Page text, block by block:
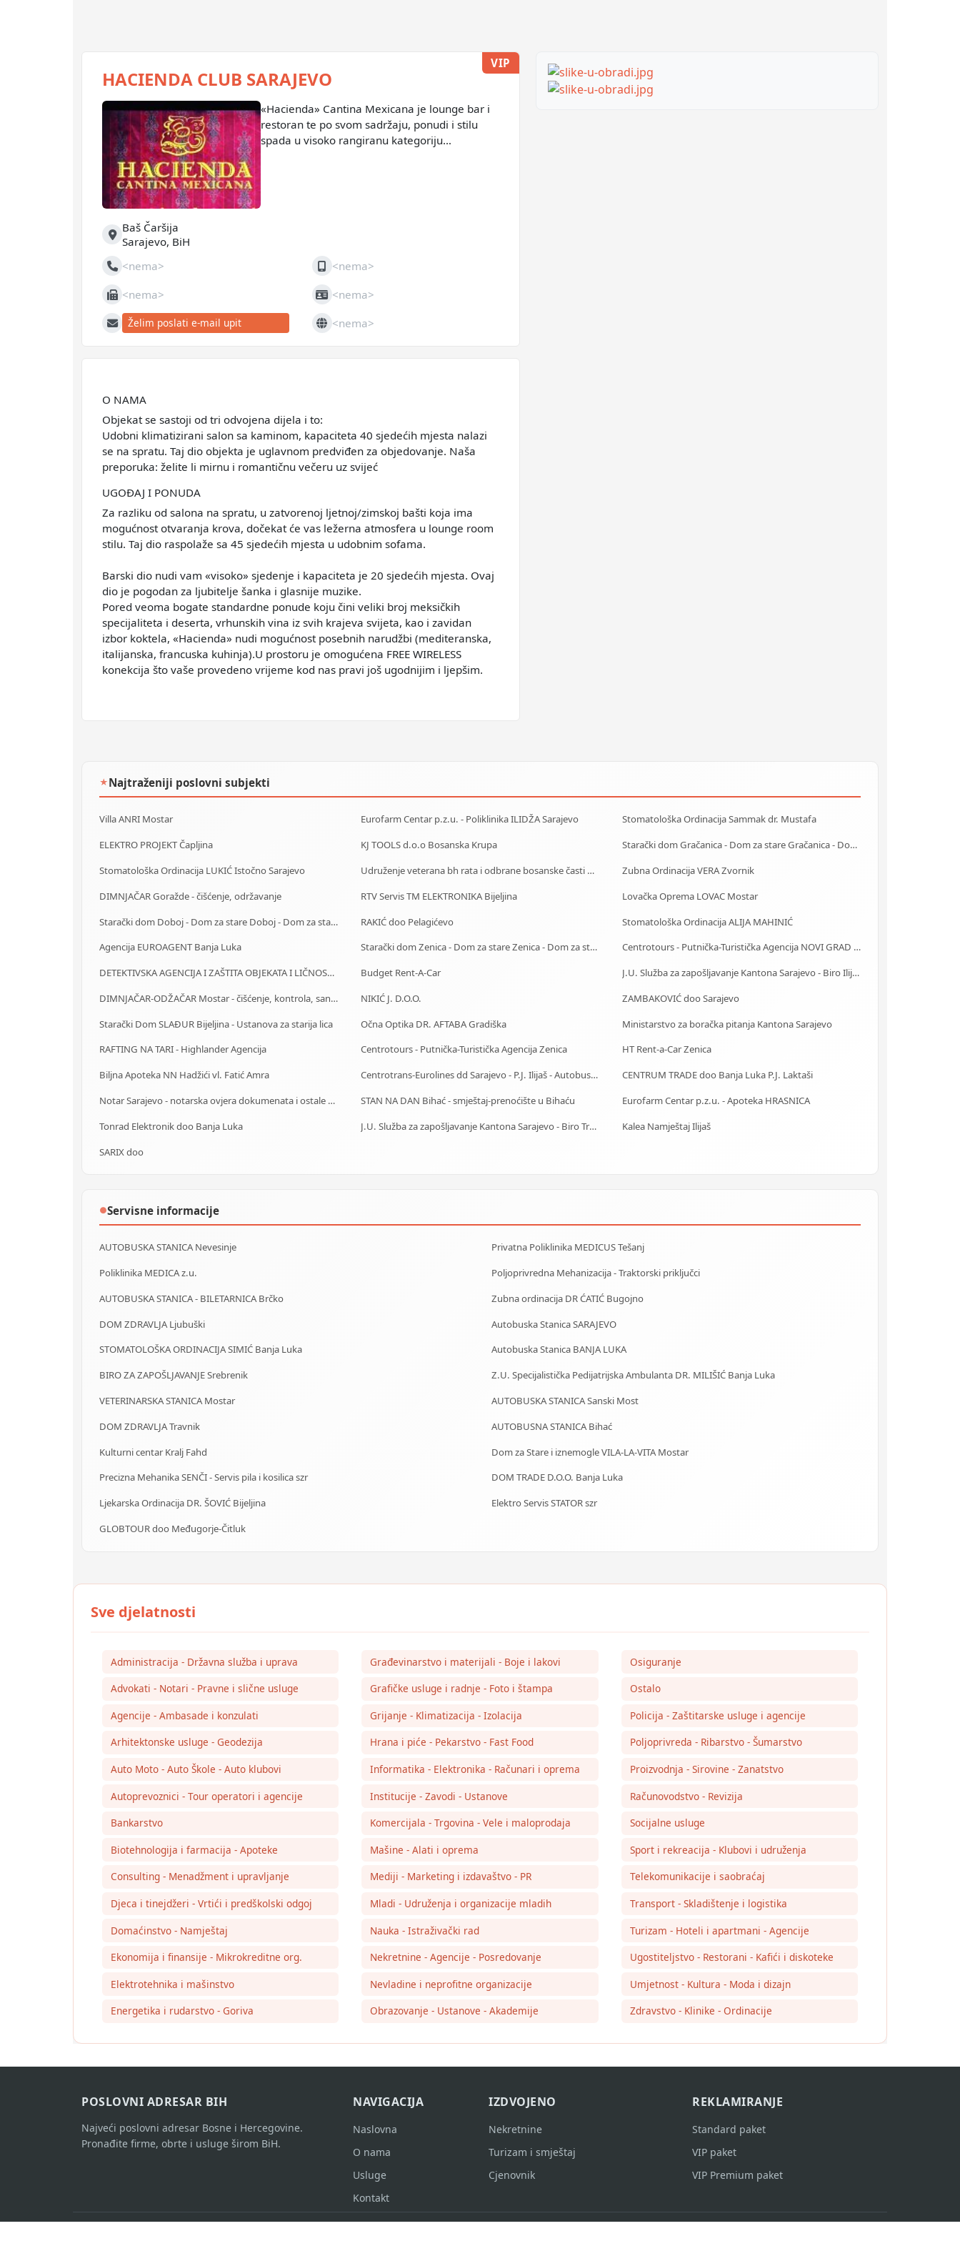
VIP
HACIENDA CLUB SARAJEVO
«Hacienda» Cantina Mexicana je lounge bar i
restoran te po svom sadržaju, ponudi i stilu
spada u visoko rangiranu kategoriju
Adresa
Baš Čaršija
Sarajevo, BiH
Telefon<nema> Mobilni<nema>
Fax <nema> JIB <nema>
E-mailŽelim poslati e-mail upit Web <nema>
O NAMA
Objekat se sastoji od tri odvojena dijela i to:
Udobni klimatizirani salon sa kaminom, kapaciteta 40 sjedećih mjesta nalazi
se na spratu. Taj dio objekta je uglavnom predviđen za objedovanje. Naša
preporuka: želite li mirnu i romantičnu večeru uz svijeć
UGOĐAJ I PONUDA
Za razliku od salona na spratu, u zatvorenoj ljetnoj/zimskoj bašti koja ima
mogućnost otvaranja krova, dočekat će vas ležerna atmosfera u lounge room
stilu. Taj dio raspolaže sa 45 sjedećih mjesta u udobnim sofama.
Barski dio nudi vam «visoko» sjedenje i kapaciteta je 20 sjedećih mjesta. Ovaj
dio je pogodan za ljubitelje šanka i glasnije muzike.
Pored veoma bogate standardne ponude koju čini veliki broj meksičkih
specijaliteta i deserta, vrhunskih vina iz svih krajeva svijeta, kao i zavidan
izbor koktela, «Hacienda» nudi mogućnost posebnih narudžbi (mediteranska,
italijanska, francuska kuhinja).U prostoru je omogućena FREE WIRELESS
konekcija što vaše provedeno vrijeme kod nas pravi još ugodnijim i ljepšim.
★Najtraženiji poslovni subjekti
Villa ANRI Mostar Eurofarm Centar p.z.u. - Poliklinika ILIDŽA Sarajevo
Stomatološka Ordinacija Sammak dr. Mustafa
ELEKTRO PROJEKT Čapljina
KJ TOOLS d.o.o Bosanska Krupa
Starački dom Gračanica - Dom za stare Gračanica - Dom za stara lica Gračanica
Stomatološka Ordinacija LUKIĆ Istočno Sarajevo
Udruženje veterana bh rata i odbrane bosanske časti Zenica
Zubna Ordinacija VERA Zvornik
DIMNJAČAR Goražde - čišćenje, održavanje
RTV Servis TM ELEKTRONIKA Bijeljina
Lovačka Oprema LOVAC Mostar
Starački dom Doboj - Dom za stare Doboj - Dom za stara lica Doboj
RAKIĆ doo Pelagićevo
Stomatološka Ordinacija ALIJA MAHINIĆ
Agencija EUROAGENT Banja Luka
Starački dom Zenica - Dom za stare Zenica - Dom za stara lica Zenica
Centrotours - Putnička-Turistička Agencija NOVI GRAD Sarajevo
DETEKTIVSKA AGENCIJA I ZAŠTITA OBJEKATA I LIČNOSTI ALFA DM Travnik
Budget Rent-A-Car
J.U. Služba za zapošljavanje Kantona Sarajevo - Biro IlijaŠ
DIMNJAČAR-ODŽAČAR Mostar - čišćenje, kontrola, sanacija
NIKIĆ J. D.O.O.
ZAMBAKOVIĆ doo Sarajevo
Starački Dom SLAĐUR Bijeljina - Ustanova za starija lica
Očna Optika DR. AFTABA Gradiška
Ministarstvo za boračka pitanja Kantona Sarajevo
RAFTING NA TARI - Highlander Agencija
Centrotours - Putnička-Turistička Agencija Zenica
HT Rent-a-Car Zenica
Biljna Apoteka NN Hadžići vl. Fatić Amra
Centrotrans-Eurolines dd Sarajevo - P.J. Ilijaš - Autobuska stanica
CENTRUM TRADE doo Banja Luka P.J. Laktaši
Notar Sarajevo - notarska ovjera dokumenata i ostale notarske usluge
STAN NA DAN Bihać - smještaj-prenoćište u Bihaću
Eurofarm Centar p.z.u. - Apoteka HRASNICA
Tonrad Elektronik doo Banja Luka
J.U. Služba za zapošljavanje Kantona Sarajevo - Biro Trnovo
Kalea Namještaj Ilijaš
SARIX doo
●Servisne informacije
AUTOBUSKA STANICA Nevesinje
Privatna Poliklinika MEDICUS Tešanj
Poliklinika MEDICA z.u.
Poljoprivredna Mehanizacija - Traktorski priključci
AUTOBUSKA STANICA - BILETARNICA Brčko
Zubna ordinacija DR ĆATIĆ Bugojno
DOM ZDRAVLJA Ljubuški
Autobuska Stanica SARAJEVO
STOMATOLOŠKA ORDINACIJA SIMIĆ Banja Luka
Autobuska Stanica BANJA LUKA
BIRO ZA ZAPOŠLJAVANJE Srebrenik
Z.U. Specijalistička Pedijatrijska Ambulanta DR. MILIŠIĆ Banja Luka
VETERINARSKA STANICA Mostar
AUTOBUSKA STANICA Sanski Most
DOM ZDRAVLJA Travnik
AUTOBUSNA STANICA Bihać
Kulturni centar Kralj Fahd
Dom za Stare i iznemogle VILA-LA-VITA Mostar
Precizna Mehanika SENČI - Servis pila i kosilica szr
DOM TRADE D.O.O. Banja Luka
Ljekarska Ordinacija DR. ŠOVIĆ Bijeljina
Elektro Servis STATOR szr
GLOBTOUR doo Međugorje-Čitluk
Administracija - Državna služba i uprava
Advokati - Notari - Pravne i slične usluge
Agencije - Ambasade i konzulati
Arhitektonske usluge - Geodezija
Auto Moto - Auto Škole - Auto klubovi
Autoprevoznici - Tour operatori i agencije
Bankarstvo
Biotehnologija i farmacija - Apoteke
Consulting - Menadžment i upravljanje
Djeca i tinejdžeri - Vrtići i predškolski odgoj
Domaćinstvo - Namještaj
Ekonomija i finansije - Mikrokreditne org.
Elektrotehnika i mašinstvo
Energetika i rudarstvo - Goriva
Građevinarstvo i materijali - Boje i lakovi
Grafičke usluge i radnje - Foto i štampa
Grijanje - Klimatizacija - Izolacija
Hrana i piće - Pekarstvo - Fast Food
Informatika - Elektronika - Računari i oprema
Institucije - Zavodi - Ustanove
Komercijala - Trgovina - Vele i maloprodaja
Mašine - Alati i oprema
Mediji - Marketing i izdavaštvo - PR
Mladi - Udruženja i organizacije mladih
Nauka - Istraživački rad
Nekretnine - Agencije - Posredovanje
Nevladine i neprofitne organizacije
Obrazovanje - Ustanove - Akademije
Osiguranje
Ostalo
Policija - Zaštitarske usluge i agencije
Poljoprivreda - Ribarstvo - Šumarstvo
Proizvodnja - Sirovine - Zanatstvo
Računovodstvo - Revizija
Socijalne usluge
Sport i rekreacija - Klubovi i udruženja
Telekomunikacije i saobraćaj
Transport - Skladištenje i logistika
Turizam - Hoteli i apartmani - Agencije
Ugostiteljstvo - Restorani - Kafići i diskoteke
Umjetnost - Kultura - Moda i dizajn
Zdravstvo - Klinike - Ordinacije
POSLOVNI ADRESAR BIH
Najveći poslovni adresar Bosne i Hercegovine.
Pronađite firme, obrte i usluge širom BiH.
NAVIGACIJA
Naslovna
O nama
Usluge
Kontakt
IZDVOJENO
Nekretnine
Turizam i smještaj
Cjenovnik
REKLAMIRANJE
Standard paket
VIP paket
VIP Premium paket